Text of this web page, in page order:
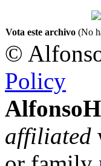
Vota este archivo (No
©
Policy
affiliated